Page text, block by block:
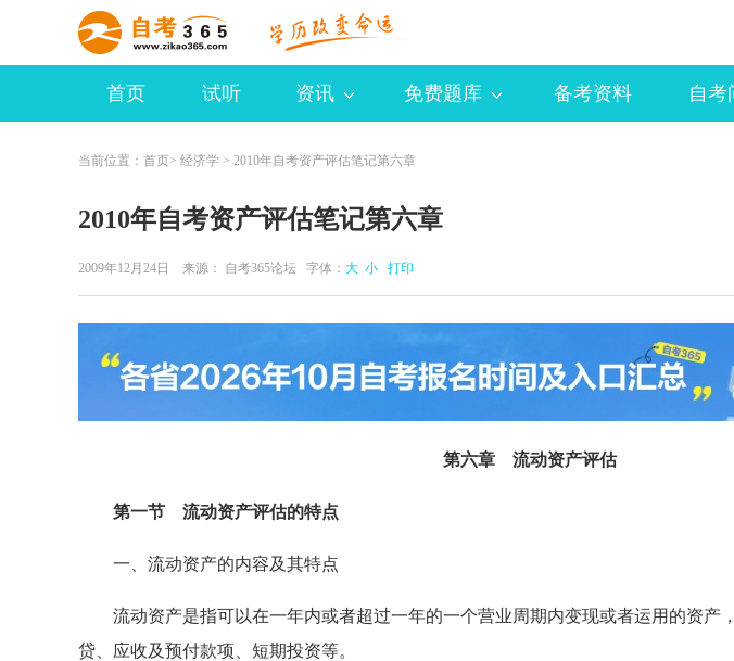
首页 试听 资讯 免费题库 备考资料 自考
当前位置： 首页> 经济学 > 2010年自考资产评估笔记第六章
2010年自考资产评估笔记第六章
2009年12月24日 来源： 自考365论坛 字体： 大 小 打印
第六章 流动资产评估
第一节 流动资产评估的特点
一、流动资产的内容及其特点
流动资产是指可以在一年内或者超过一年的一个营业周期内变现或者运用的资产
贷、应收及预付款项、短期投资等。